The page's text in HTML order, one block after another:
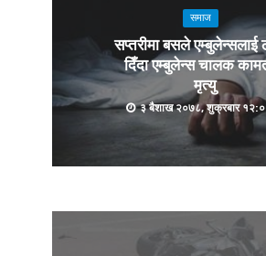
समाज
सप्तरीमा बसले एम्बुलेन्सलाई
दिँदा एम्बुलेन्स चालक
मृत्यु
३ बैशाख २०७८, शुक्रबार